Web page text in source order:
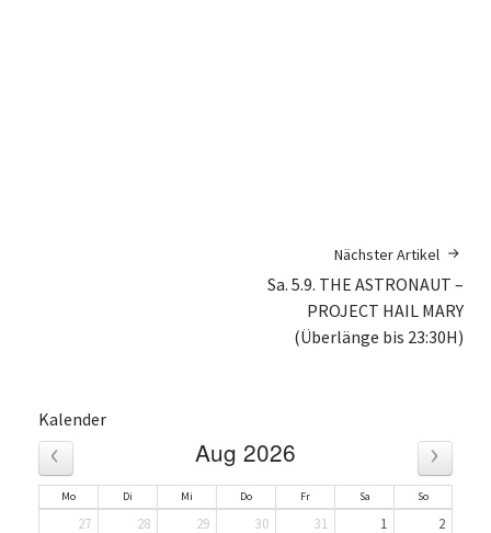
Nächster Artikel
Sa. 5.9. THE ASTRONAUT –
PROJECT HAIL MARY
(Überlänge bis 23:30H)
Kalender
‹ Aug 2026 ›
Mo Di Mi Do Fr Sa So
27 28 29 30 31 1 2